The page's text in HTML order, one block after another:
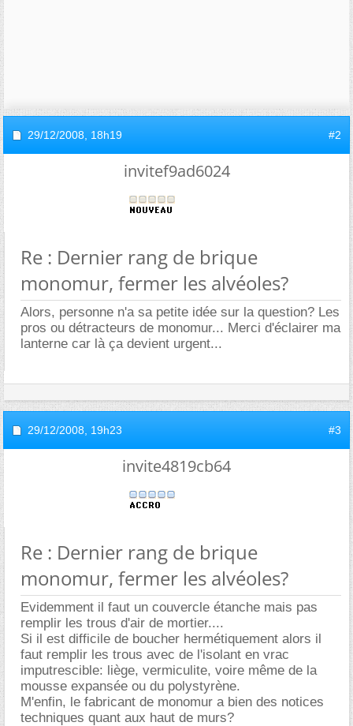
29/12/2008, 18h19 #2
invitef9ad6024
Re : Dernier rang de brique
monomur, fermer les alvéoles?
Alors, personne n'a sa petite idée sur la question? Les
pros ou détracteurs de monomur... Merci d'éclairer ma
lanterne car là ça devient urgent...
29/12/2008, 19h23 #3
invite4819cb64
Re : Dernier rang de brique
monomur, fermer les alvéoles?
Evidemment il faut un couvercle étanche mais pas
remplir les trous d'air de mortier....
Si il est difficile de boucher hermétiquement alors il
faut remplir les trous avec de l'isolant en vrac
imputrescible: liège, vermiculite, voire même de la
mousse expansée ou du polystyrène.
M'enfin, le fabricant de monomur a bien des notices
techniques quant aux haut de murs?